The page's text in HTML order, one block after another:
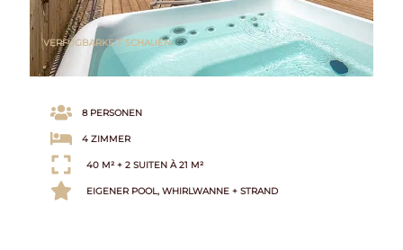
VERFÜGBARKEIT SCHAUEN
8 PERSONEN
4 ZIMMER
40 M² + 2 SUITEN À 21 M²
EIGENER POOL, WHIRLWANNE + STRAND